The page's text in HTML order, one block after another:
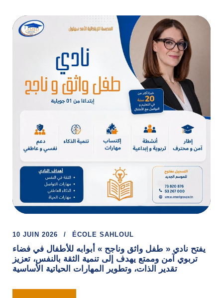
10 JUIN 2026 ÉCOLE SAHLOUL
يفتح نادي « طفل واثق وناجح » أبوابه للأطفال في فضاء
تربوي آمن وممتع يهدف إلى تنمية الثقة بالنفس، تعزيز
تقدير الذات، وتطوير المهارات الحياتية الأساسية